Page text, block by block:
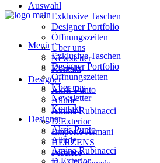
Auswahl
Exklusive Taschen
Designer Portfolio
Öffnungszeiten
Über uns
Newsletter
Kontakt
Designer
Akris Punto
Allude
Amina Rubinacci
D.Exterior
Emporio Armani
HERZENS
Peserico
Menü
Exklusive Taschen
Designer Portfolio
Öffnungszeiten
Über uns
Newsletter
Kontakt
Designer
Akris Punto
Allude
Amina Rubinacci
D.Exterior